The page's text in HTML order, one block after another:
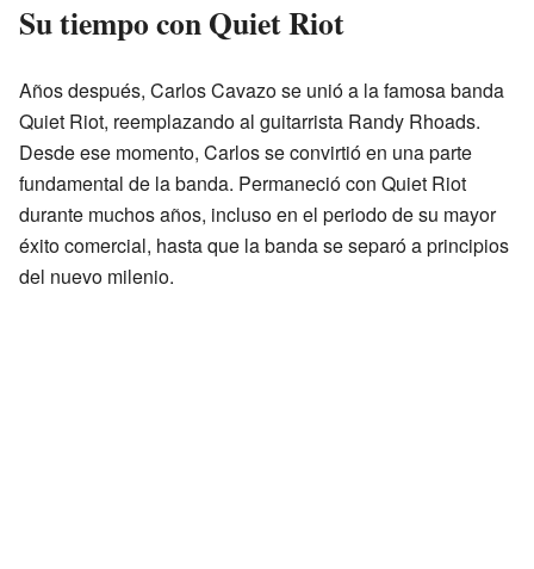
Su tiempo con Quiet Riot
Años después, Carlos Cavazo se unió a la famosa banda
Quiet Riot, reemplazando al guitarrista Randy Rhoads.
Desde ese momento, Carlos se convirtió en una parte
fundamental de la banda. Permaneció con Quiet Riot
durante muchos años, incluso en el periodo de su mayor
éxito comercial, hasta que la banda se separó a principios
del nuevo milenio.